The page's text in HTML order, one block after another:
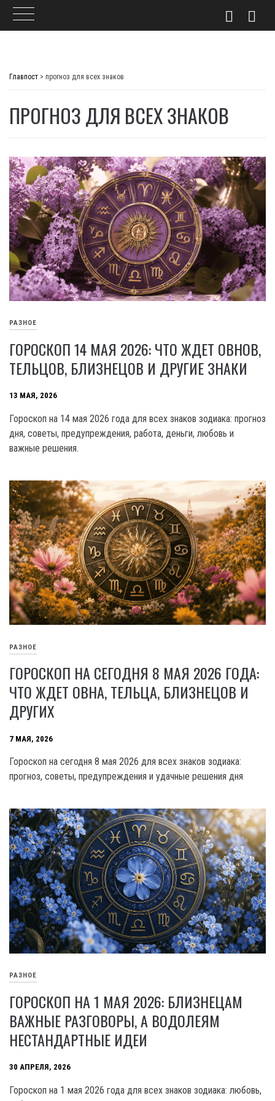
Главпост > прогноз для всех знаков
ПРОГНОЗ ДЛЯ ВСЕХ ЗНАКОВ
РАЗНОЕ
ГОРОСКОП 14 МАЯ 2026: ЧТО ЖДЕТ ОВНОВ,
ТЕЛЬЦОВ, БЛИЗНЕЦОВ И ДРУГИЕ ЗНАКИ
13 МАЯ, 2026
Гороскоп на 14 мая 2026 года для всех знаков зодиака: прогноз
дня, советы, предупреждения, работа, деньги, любовь и
важные решения.
РАЗНОЕ
ГОРОСКОП НА СЕГОДНЯ 8 МАЯ 2026 ГОДА:
ЧТО ЖДЕТ ОВНА, ТЕЛЬЦА, БЛИЗНЕЦОВ И
ДРУГИХ
7 МАЯ, 2026
Гороскоп на сегодня 8 мая 2026 для всех знаков зодиака:
прогноз, советы, предупреждения и удачные решения дня
РАЗНОЕ
ГОРОСКОП НА 1 МАЯ 2026: БЛИЗНЕЦАМ
ВАЖНЫЕ РАЗГОВОРЫ, А ВОДОЛЕЯМ
НЕСТАНДАРТНЫЕ ИДЕИ
30 АПРЕЛЯ, 2026
Гороскоп на 1 мая 2026 года для всех знаков зодиака: любовь,